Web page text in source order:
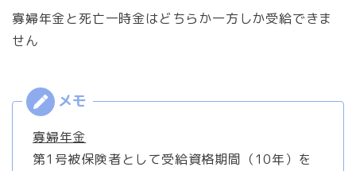
寡婦年金と死亡一時金はどちらか一方しか受給できま
せん
寡婦年金
第1号被保険者として受給資格期間（10年）を